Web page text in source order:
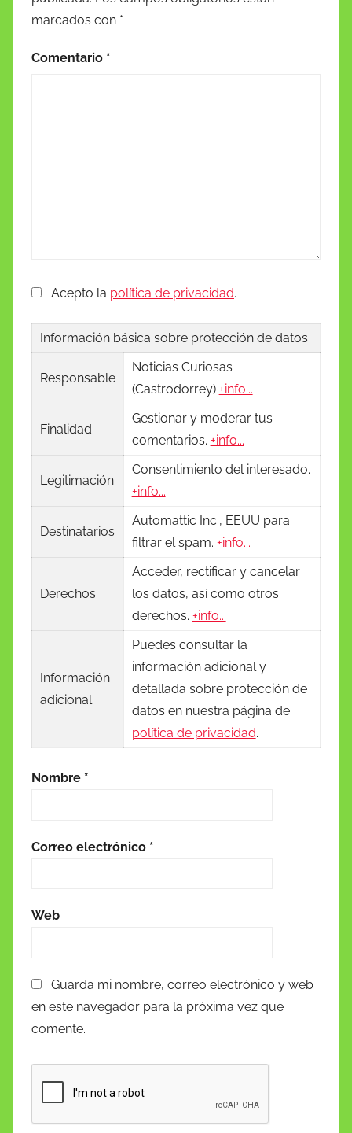
marcados con *
Comentario *
Acepto la política de privacidad.
Información básica sobre protección de datos
Responsable
Noticias Curiosas
(Castrodorrey) +info...
Finalidad
Gestionar y moderar tus
comentarios. +info...
Legitimación
Consentimiento del interesado.
+info...
Destinatarios
Automattic Inc., EEUU para
filtrar el spam. +info...
Derechos
Acceder, rectificar y cancelar
los datos, así como otros
derechos. +info...
Información
adicional
Puedes consultar la
información adicional y
detallada sobre protección de
datos en nuestra página de
política de privacidad.
Nombre *
Correo electrónico *
Web
Guarda mi nombre, correo electrónico y web
en este navegador para la próxima vez que
comente.